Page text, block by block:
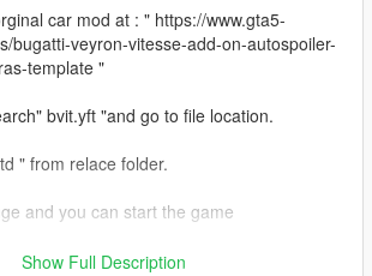
car mod at : " https://www.gta5-
bugatti-veyron-vitesse-add-on-autospoiler-
template "
bvit.yft "and go to file location.
" from relace folder.
and you can start the game
Show Full Description